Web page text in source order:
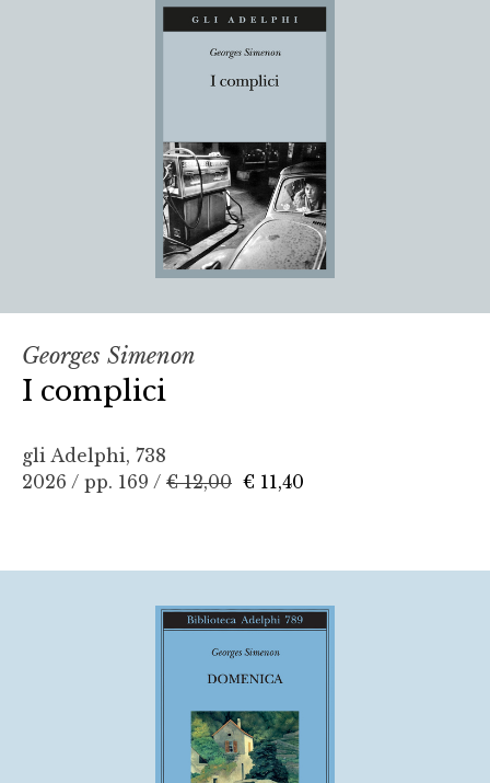
Georges Simenon
I complici
gli Adelphi, 738
2026 / pp. 169 / € 12,00 € 11,40